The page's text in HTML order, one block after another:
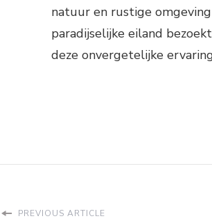
natuur en rustige
paradijselijke eiland
deze onvergetelijke
PREVIOUS ARTICLE